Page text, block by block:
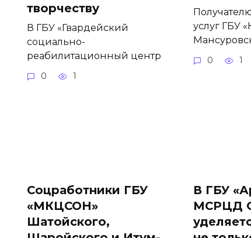
творчеству
В ГБУ «Гвардейский
социально-
реабилитационный центр
0 1
услуг ГБУ
0 1
Соцработники ГБУ
«МКЦСОН»
Шатойского,
В ГБУ
МСРЦД